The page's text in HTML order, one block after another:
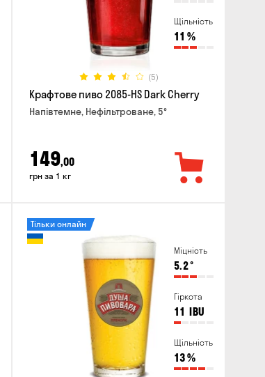
Щільність
11 %
(5)
Крафтове пиво 2085-HS Dark Cherry
Напівтемне, Нефільтроване, 5°
149,00
грн за 1 кг
Міцність
5.2°
Гіркота
11 IBU
Щільність
13%
Тільки онлайн